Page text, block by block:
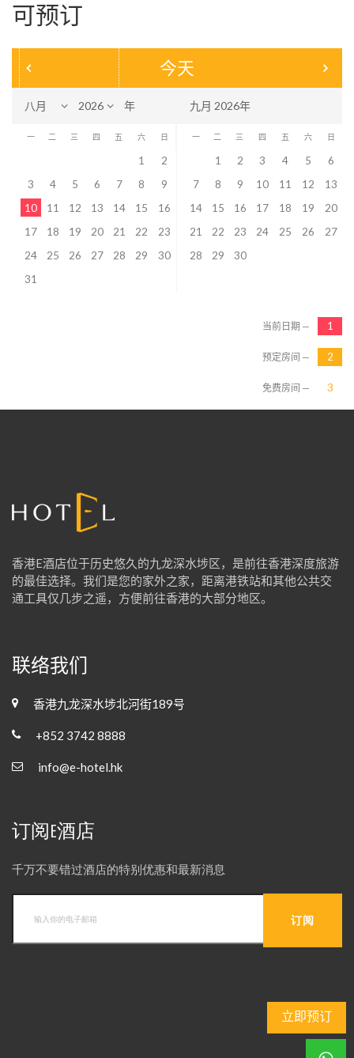
可预订
今天
年
一 二 三 四 五 六 日
1
2
3
4 5 6 7 8
9
10
11 12 13 14 15
16
17
18 19 20 21 22
23
24
25 26 27 28 29
30
31
九月 2026年
一 二 三 四 五 六 日
1 2 3 4 5
6
7
8 9 10 11 12
13
14
15 16 17 18 19
20
21
22 23 24 25 26
27
28
29 30
当前日期 —
预定房间 —
免费房间 —
立即预订
香港E酒店位于历史悠久的九龙深水埗区，是前往香港深度旅游
的最佳选择。我们是您的家外之家，距离港铁站和其他公共交
通工具仅几步之遥，方便前往香港的大部分地区。
联络我们
香港九龙深水埗北河街189号
+852 3742 8888
info@e-hotel.hk
订阅E酒店
千万不要错过酒店的特别优惠和最新消息